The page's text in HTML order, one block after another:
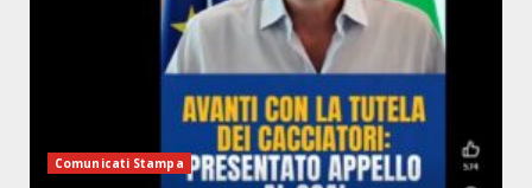
Comunicati Stampa